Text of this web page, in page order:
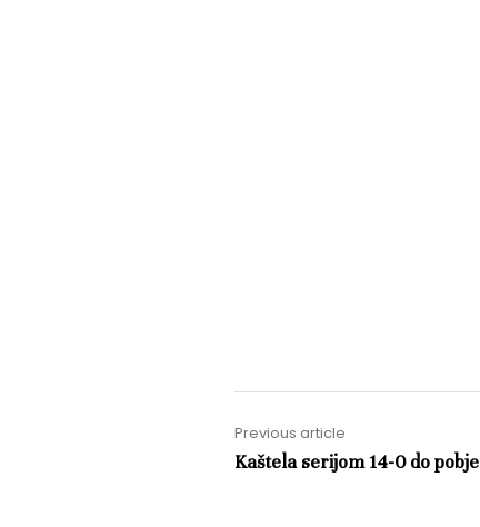
Previous article
Kaštela serijom 14-0 do